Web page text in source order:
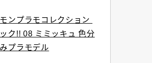
ンプラモコレクション
ク!! 08 ミミッキュ 色分
プラモデル